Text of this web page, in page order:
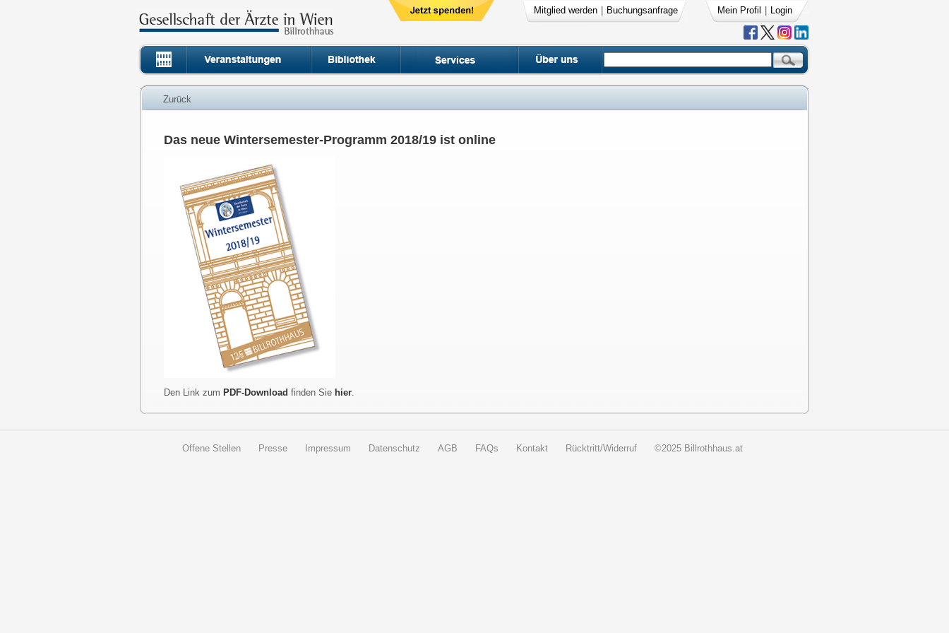
Mitglied werden Buchungsanfrage Mein Profil Login
Zurück
Das neue Wintersemester-Programm 2018/19 ist online
Den Link zum PDF-Download finden Sie hier.
Offene Stellen Presse Impressum Datenschutz AGB FAQs Kontakt Rücktritt/Widerruf ©2025 Billrothhaus.at